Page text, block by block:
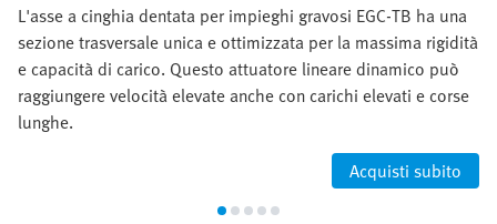
L'asse a cinghia dentata per impieghi gravosi EGC-TB ha una
sezione trasversale unica e ottimizzata per la massima rigidità
e capacità di carico. Questo attuatore lineare dinamico può
raggiungere velocità elevate anche con carichi elevati e corse
lunghe.
Acquisti subito